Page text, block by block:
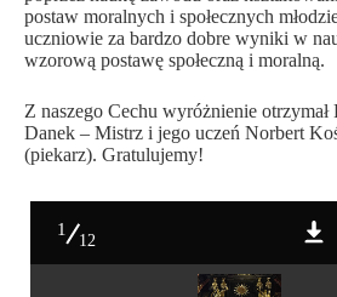
postaw moralnych i społecznych
uczniowie za bardzo dobre wyniki w
wzorową postawę społeczną i moralną.
Z naszego Cechu wyróżnienie otrzymał
Danek – Mistrz i jego uczeń Norbert
(piekarz). Gratulujemy!
1
12